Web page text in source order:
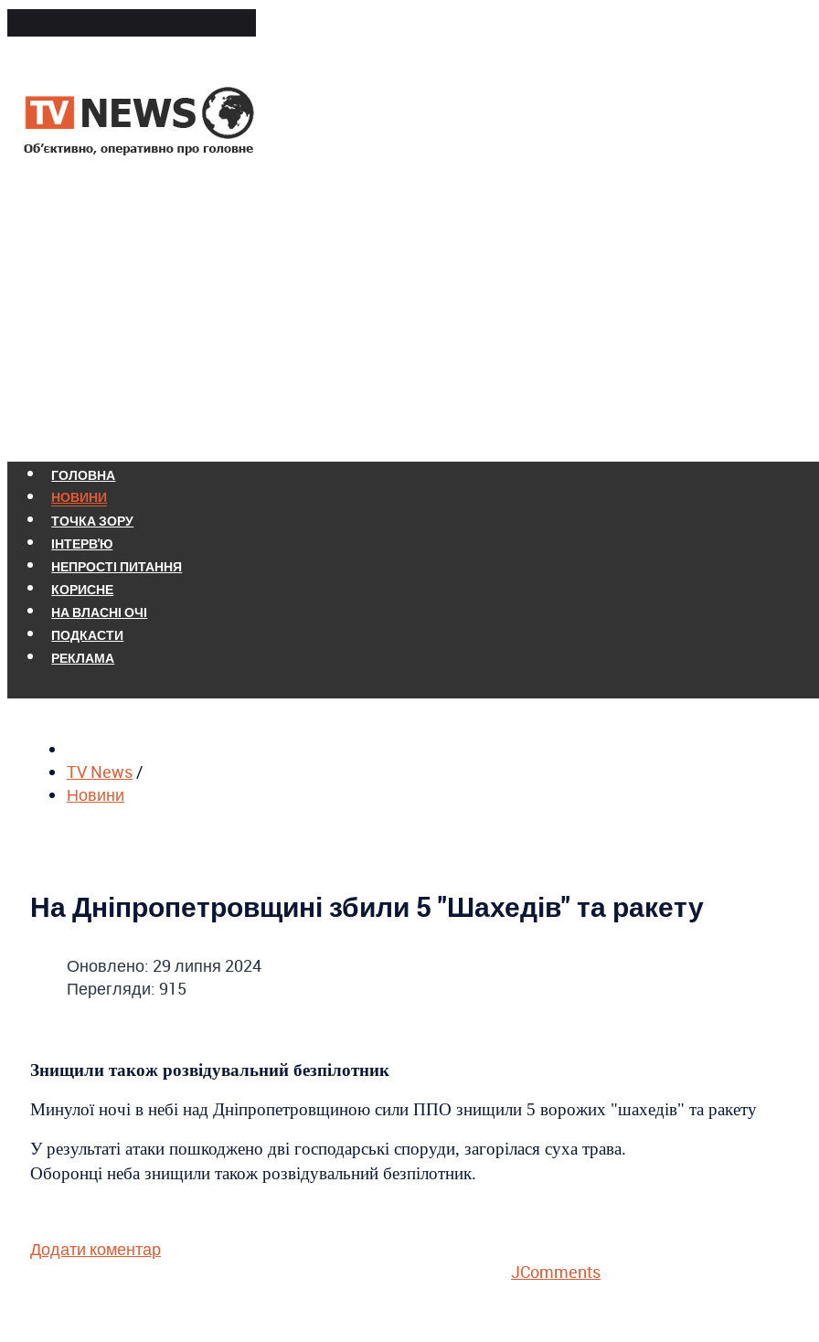
ГОЛОВНА
НОВИНИ
ТОЧКА ЗОРУ
ІНТЕРВ'Ю
НЕПРОСТІ ПИТАННЯ
КОРИСНЕ
НА ВЛАСНІ ОЧІ
ПОДКАСТИ
РЕКЛАМА
TV News /
Новини
На Дніпропетровщині збили 5 "Шахедів" та ракету
Оновлено: 29 липня 2024
Перегляди: 915
Знищили також розвідувальний безпілотник
Минулої ночі в небі над Дніпропетровщиною сили ППО знищили 5 ворожих "шахедів" та ракету
У результаті атаки пошкоджено дві господарські споруди, загорілася суха трава.
Оборонці неба знищили також розвідувальний безпілотник.
Додати коментар
JComments